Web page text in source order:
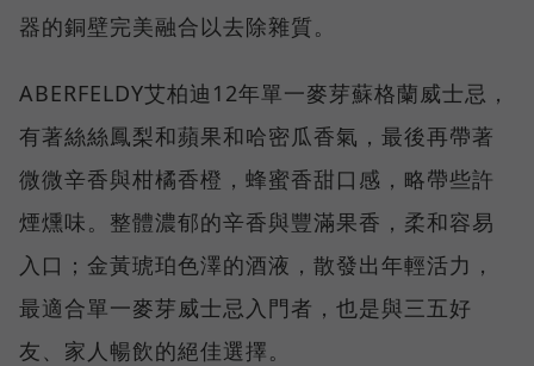
器的銅壁完美融合以去除雜質。
ABERFELDY艾柏迪12年單一麥芽蘇格蘭威士忌，
有著絲絲鳳梨和蘋果和哈密瓜香氣，最後再帶著
微微辛香與柑橘香橙，蜂蜜香甜口感，略帶些許
煙燻味。整體濃郁的辛香與豐滿果香，柔和容易
入口；金黃琥珀色澤的酒液，散發出年輕活力，
最適合單一麥芽威士忌入門者，也是與三五好
友、家人暢飲的絕佳選擇。